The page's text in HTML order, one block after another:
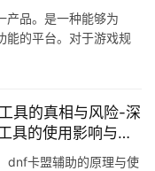
产品。是一种能够为
能的平台。对于游戏规
具的真相与风险-深
具的使用影响与防
dnf卡盟辅助的原理与使